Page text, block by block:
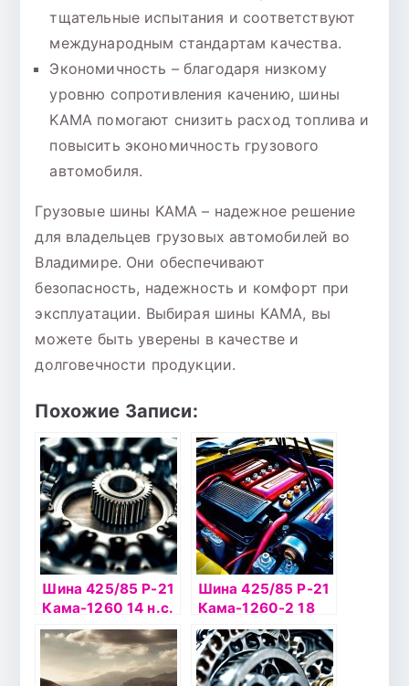
тщательные испытания и соответствуют
международным стандартам качества.
Экономичность – благодаря низкому
уровню сопротивления качению, шины
KAMA помогают снизить расход топлива и
повысить экономичность грузового
автомобиля.
Грузовые шины KAMA – надежное решение
для владельцев грузовых автомобилей во
Владимире. Они обеспечивают
безопасность, надежность и комфорт при
эксплуатации. Выбирая шины KAMA, вы
можете быть уверены в качестве и
долговечности продукции.
Похожие Записи:
Шина 425/85 Р-21
Кама-1260 14 н.с.
с а/к
Шина 425/85 Р-21
Кама-1260-2 18
н.с. с а/к